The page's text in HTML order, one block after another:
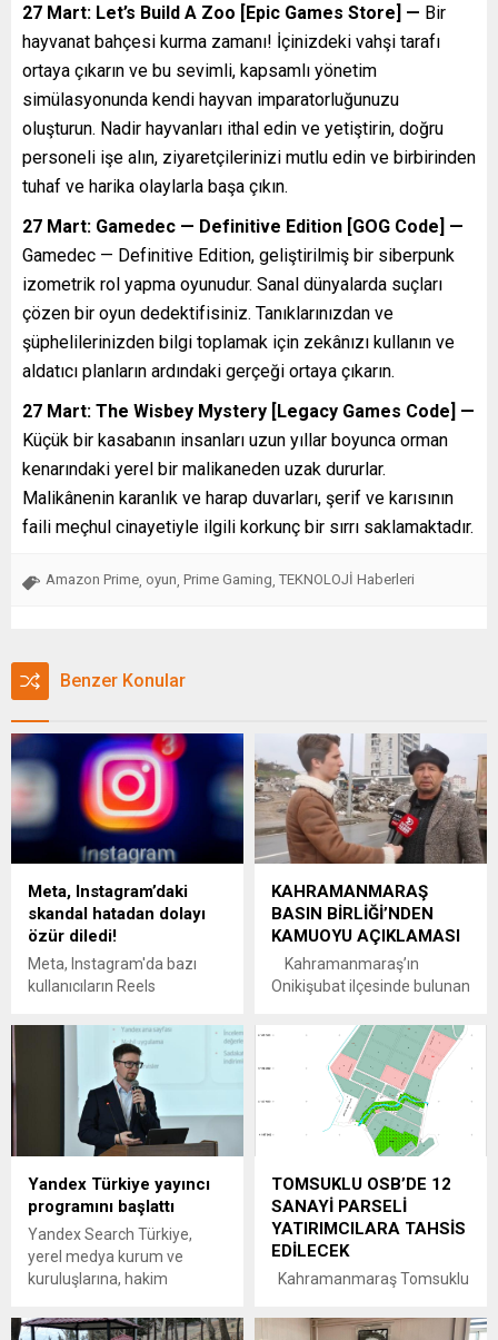
27 Mart: Let’s Build A Zoo [Epic Games Store] — Bir
hayvanat bahçesi kurma zamanı! İçinizdeki vahşi tarafı
ortaya çıkarın ve bu sevimli, kapsamlı yönetim
simülasyonunda kendi hayvan imparatorluğunuzu
oluşturun. Nadir hayvanları ithal edin ve yetiştirin, doğru
personeli işe alın, ziyaretçilerinizi mutlu edin ve birbirinden
tuhaf ve harika olaylarla başa çıkın.
27 Mart: Gamedec — Definitive Edition [GOG Code] —
Gamedec — Definitive Edition, geliştirilmiş bir siberpunk
izometrik rol yapma oyunudur. Sanal dünyalarda suçları
çözen bir oyun dedektifisiniz. Tanıklarınızdan ve
şüphelilerinizden bilgi toplamak için zekânızı kullanın ve
aldatıcı planların ardındaki gerçeği ortaya çıkarın.
27 Mart: The Wisbey Mystery [Legacy Games Code] —
Küçük bir kasabanın insanları uzun yıllar boyunca orman
kenarındaki yerel bir malikaneden uzak dururlar.
Malikânenin karanlık ve harap duvarları, şerif ve karısının
faili meçhul cinayetiyle ilgili korkunç bir sırrı saklamaktadır.
Amazon Prime oyun Prime Gaming TEKNOLOJİ Haberleri
Benzer Konular
Meta, Instagram’daki
skandal hatadan dolayı
özür diledi!
Meta, Instagram'da bazı
kullanıcıların Reels
içerikler görmesine neden
olan bir hatayı düzelttiğini ve
bu hata için özür dilediğini
açıkladı.
KAHRAMANMARAŞ
BASIN BİRLİĞİ’NDEN
KAMUOYU AÇIKLAMASI
Kahramanmaraş’ın
Onikişubat ilçesinde bulunan
meydana gelen elim
saldırının ardından,
kamuoyunu yanıltıcı nitelikte
sosyal medya
hesaplarından bilgi yaydığı
tespit edilen T. Adıyaman ve
makamlarca tutuklanması,
doğru bilginin korunması ve
adaletin tesisi adına önemli
bir gelişmedir. Toplumun
doğru, tarafsız ve güvenilir
Yandex Türkiye yayıncı
programını başlattı
Yandex Search Türkiye,
yerel medya kurum ve
kuruluşlarına, hakim
alternatif bir trafik kaynağı
TOMSUKLU OSB’DE 12
SANAYİ PARSELİ
YATIRIMCILARA TAHSİS
EDİLECEK
Kahramanmaraş Tomsuklu
Bölgesi’nde toplam 670 bin